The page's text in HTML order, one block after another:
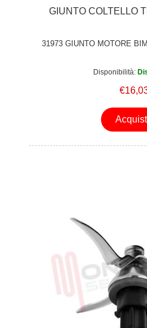
GIUNTO COLTELLO
31973 GIUNTO MOTORE
Disponibilità: